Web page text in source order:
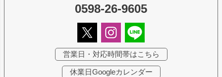
0598-26-9605
営業日・対応時間帯はこちら
休業日Googleカレンダー